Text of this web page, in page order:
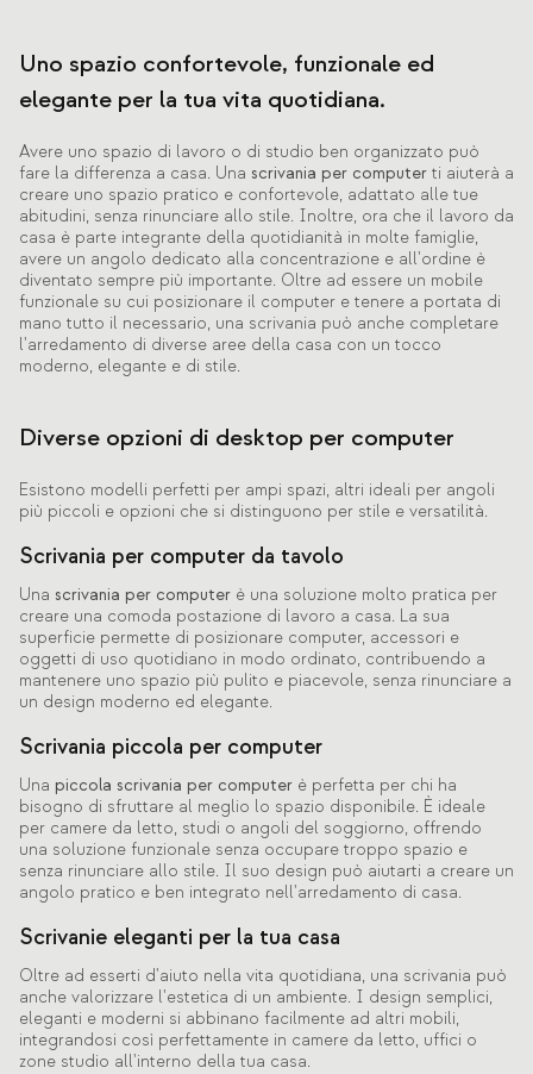
Uno spazio confortevole, funzionale ed
elegante per la tua vita quotidiana.
Avere uno spazio di lavoro o di studio ben organizzato può
fare la differenza a casa. Una scrivania per computer ti aiuterà a
creare uno spazio pratico e confortevole, adattato alle tue
abitudini, senza rinunciare allo stile. Inoltre, ora che il lavoro da
casa è parte integrante della quotidianità in molte famiglie,
avere un angolo dedicato alla concentrazione e all'ordine è
diventato sempre più importante. Oltre ad essere un mobile
funzionale su cui posizionare il computer e tenere a portata di
mano tutto il necessario, una scrivania può anche completare
l'arredamento di diverse aree della casa con un tocco
moderno, elegante e di stile.
Diverse opzioni di desktop per computer
Esistono modelli perfetti per ampi spazi, altri ideali per angoli
più piccoli e opzioni che si distinguono per stile e versatilità.
Scrivania per computer da tavolo
Una scrivania per computer è una soluzione molto pratica per
creare una comoda postazione di lavoro a casa. La sua
superficie permette di posizionare computer, accessori e
oggetti di uso quotidiano in modo ordinato, contribuendo a
mantenere uno spazio più pulito e piacevole, senza rinunciare a
un design moderno ed elegante.
Scrivania piccola per computer
Una piccola scrivania per computer è perfetta per chi ha
bisogno di sfruttare al meglio lo spazio disponibile. È ideale
per camere da letto, studi o angoli del soggiorno, offrendo
una soluzione funzionale senza occupare troppo spazio e
senza rinunciare allo stile. Il suo design può aiutarti a creare un
angolo pratico e ben integrato nell'arredamento di casa.
Scrivanie eleganti per la tua casa
Oltre ad esserti d'aiuto nella vita quotidiana, una scrivania può
anche valorizzare l'estetica di un ambiente. I design semplici,
eleganti e moderni si abbinano facilmente ad altri mobili,
integrandosi così perfettamente in camere da letto, uffici o
zone studio all'interno della tua casa.